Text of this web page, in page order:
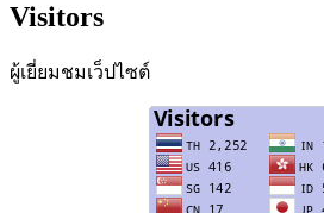
Visitors
ผู้เยี่ยมชมเว็ปไซต์